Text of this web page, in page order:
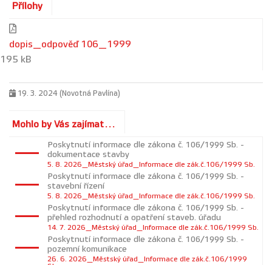
Přílohy
dopis_odpověď 106_1999
195 kB
19. 3. 2024 (Novotná Pavlína)
Mohlo by Vás zajímat...
Poskytnutí informace dle zákona č. 106/1999 Sb. -
dokumentace stavby
5. 8. 2026_Městský úřad_Informace dle zák.č.106/1999 Sb.
Poskytnutí informace dle zákona č. 106/1999 Sb. -
stavební řízení
5. 8. 2026_Městský úřad_Informace dle zák.č.106/1999 Sb.
Poskytnutí informace dle zákona č. 106/1999 Sb. -
přehled rozhodnutí a opatření staveb. úřadu
14. 7. 2026_Městský úřad_Informace dle zák.č.106/1999 Sb.
Poskytnutí informace dle zákona č. 106/1999 Sb. -
pozemní komunikace
26. 6. 2026_Městský úřad_Informace dle zák.č.106/1999